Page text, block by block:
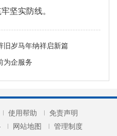
坚实防线。
旧岁马年纳祥启新篇
为企服务
使用帮助
免责声明
网站地图 管理制度